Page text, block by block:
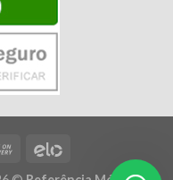
ao cliente está aqui